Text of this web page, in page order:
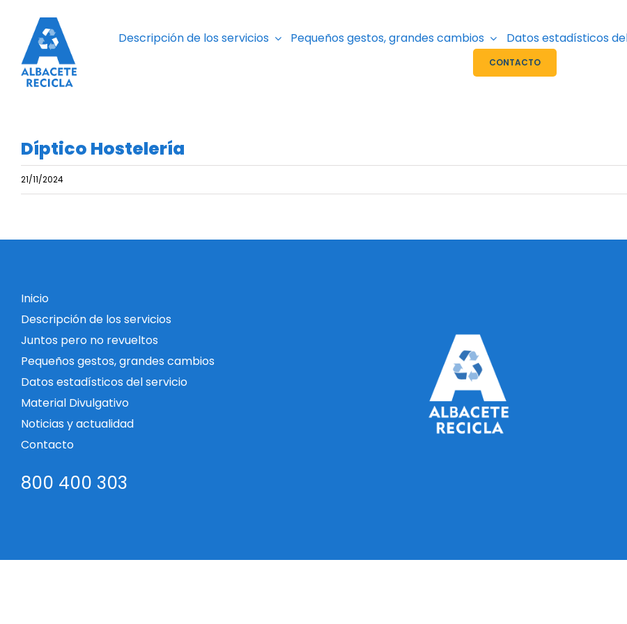
contenido
Descripción de los servicios Pequeños gestos, grandes cambios Datos estadísticos
CONTACTO
Díptico Hostelería
21/11/2024
Inicio
Descripción de los servicios
Juntos pero no revueltos
Pequeños gestos, grandes cambios
Datos estadísticos del servicio
Material Divulgativo
Noticias y actualidad
Contacto
800 400 303